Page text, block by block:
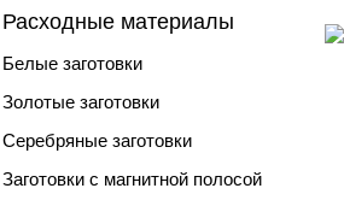
Расходные материалы
Белые заготовки
Золотые заготовки
Серебряные заготовки
Заготовки с магнитной полосой